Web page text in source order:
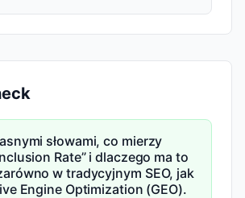
słowami, co mierzy
Rate” i dlaczego ma to
w tradycyjnym SEO, jak
Engine Optimization (GEO).